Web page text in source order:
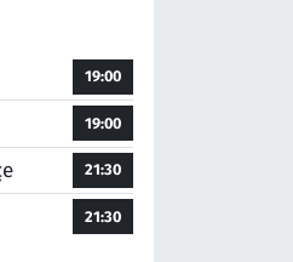
19:00
19:00
21:30
21:30